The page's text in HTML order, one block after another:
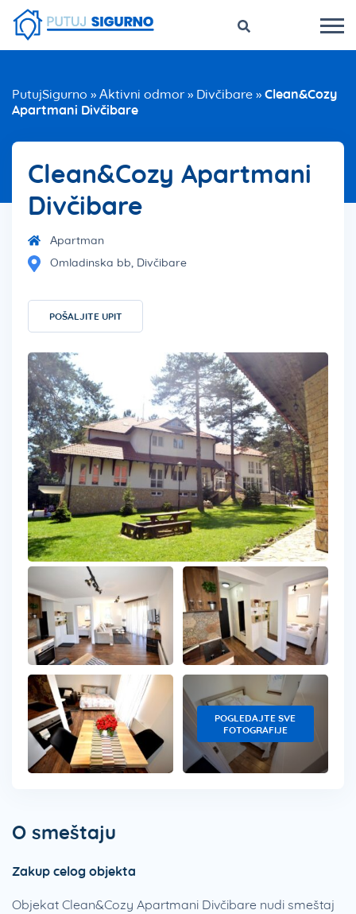
PutujSigurno » Aktivni odmor » Divčibare » Clean&Cozy
Apartmani Divčibare
Clean&Cozy Apartmani
Divčibare
Apartman
Omladinska bb, Divčibare
POŠALJITE UPIT
POGLEDAJTE SVE
FOTOGRAFIJE
O smeštaju
Zakup celog objekta
Objekat Clean&Cozy Apartmani Divčibare nudi smeštaj